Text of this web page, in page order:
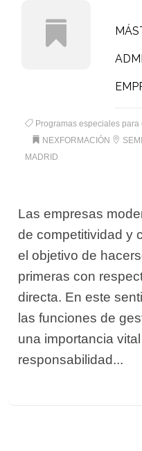
Programas especiales
NEXFORMACIÓN
MADRID
Las empresas
de competitividad y
el objetivo de
primeras con
directa. En este
las funciones de
una importancia
responsabilidad...